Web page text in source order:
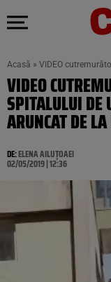
Acasă » VIDEO
VIDEO
SPITALULUI DE
ARUNCAT DE
DE:ELENA AILUȚOAEI
02/05/2019 | 12:36